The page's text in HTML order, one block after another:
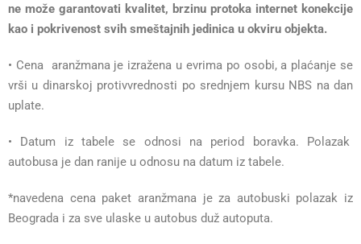
ne može garantovati kvalitet, brzinu protoka internet konekcije
kao i pokrivenost svih smeštajnih jedinica u okviru objekta.
• Cena aranžmana je izražena u evrima po osobi, a plaćanje se
vrši u dinarskoj protivvrednosti po srednjem kursu NBS na dan
uplate.
• Datum iz tabele se odnosi na period boravka. Polazak
autobusa je dan ranije u odnosu na datum iz tabele.
*navedena cena paket aranžmana je za autobuski polazak iz
Beograda i za sve ulaske u autobus duž autoputa.